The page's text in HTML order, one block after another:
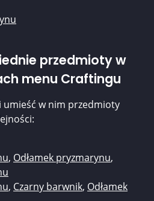
przedmioty w
menu Craftingu
w nim przedmioty
, Odłamek pryzmarynu,
, Czarny barwnik, Odłamek